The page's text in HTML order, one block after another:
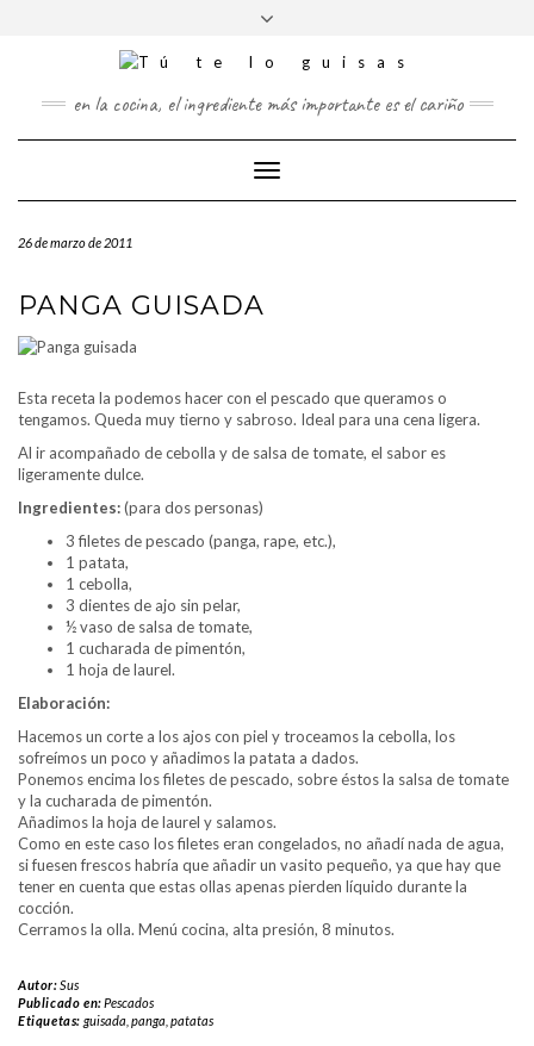
TWITTERPINTEREST
cabecera
en la cocina, el ingrediente más importante es el cariño
Cambiar
modo
26 de marzo de 2011
PANGA GUISADA
Esta receta la podemos hacer con el pescado que queramos o
tengamos. Queda muy tierno y sabroso. Ideal para una cena ligera.
Al ir acompañado de cebolla y de salsa de tomate, el sabor es
ligeramente dulce.
Ingredientes:(para dos personas)
3 filetes de pescado (panga, rape, etc.),
1 patata,
1 cebolla,
3 dientes de ajo sin pelar,
½ vaso de salsa de tomate,
1 cucharada de pimentón,
1 hoja de laurel.
Elaboración:
Hacemos un corte a los ajos con piel y troceamos la cebolla, los
sofreímos un poco y añadimos la patata a dados.
Ponemos encima los filetes de pescado, sobre éstos la salsa de tomate
y la cucharada de pimentón.
Añadimos la hoja de laurel y salamos.
Como en este caso los filetes eran congelados, no añadí nada de agua,
si fuesen frescos habría que añadir un vasito pequeño, ya que hay que
tener en cuenta que estas ollas apenas pierden líquido durante la
cocción.
Cerramos la olla. Menú cocina, alta presión, 8 minutos.
Autor:Sus
Publicado en:Pescados
Etiquetas: guisada panga patatas